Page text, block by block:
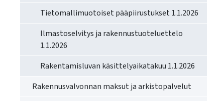
Tietomallimuotoiset pääpiirustukset 1.1.2026
Ilmastoselvitys ja rakennustuoteluettelo
1.1.2026
Rakentamisluvan käsittelyaikatakuu 1.1.2026
Rakennusvalvonnan maksut ja arkistopalvelut